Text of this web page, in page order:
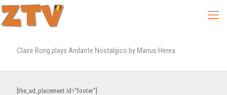
Claire Rong plays Andante Nostalgico by Marius Herea
[the_ad_placement id="footer"]